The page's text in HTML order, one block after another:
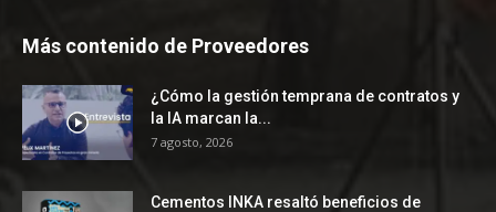
Más contenido de Proveedores
¿Cómo la gestión temprana de contratos y
la IA marcan la...
7 agosto, 2026
Cementos INKA resaltó beneficios de